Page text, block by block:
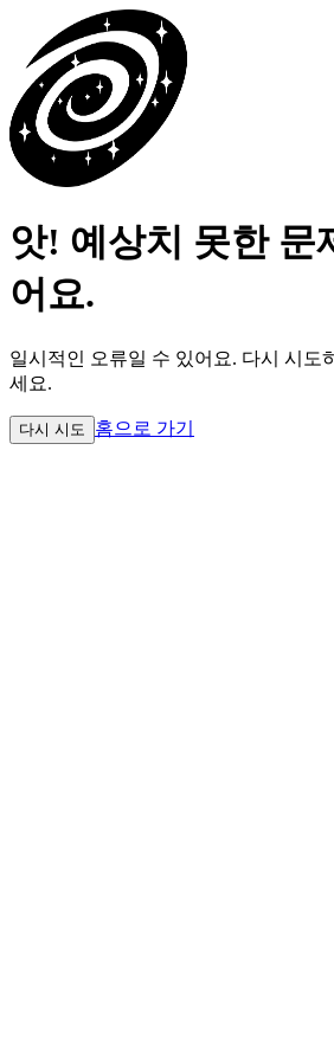
앗! 예상치 못한 문
어요.
일시적인 오류일 수 있어요. 다시 시도
세요.
다시 시도 홈으로 가기